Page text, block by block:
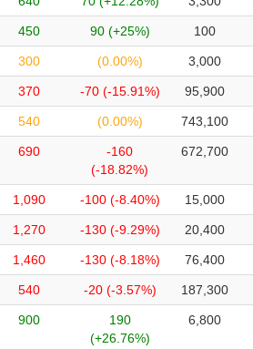
450 90 (+25%) 100
300 (0.00%) 3,000
370 -70 (-15.91%) 95,900
540 (0.00%) 743,100
690
-160
(-18.82%)
672,700
1,090 -100 (-8.40%) 15,000
1,270 -130 (-9.29%) 20,400
1,460 -130 (-8.18%) 76,400
540 -20 (-3.57%) 187,300
900
190
(+26.76%)
6,800